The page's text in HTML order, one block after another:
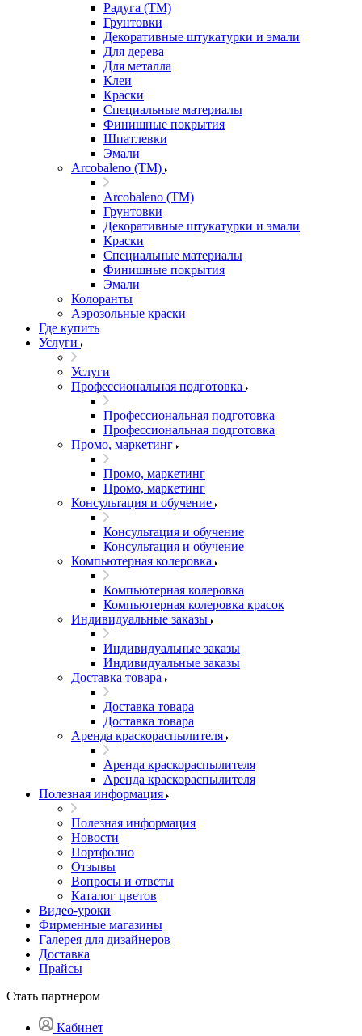
Радуга (ТМ)
Грунтовки
Декоративные штукатурки и эмали
Для дерева
Для металла
Клеи
Краски
Специальные материалы
Финишные покрытия
Шпатлевки
Эмали
Arcobaleno (ТМ)
Arcobaleno (ТМ)
Грунтовки
Декоративные штукатурки и эмали
Краски
Специальные материалы
Финишные покрытия
Эмали
Колоранты
Аэрозольные краски
Где купить
Услуги
Услуги
Профессиональная подготовка
Профессиональная подготовка
Профессиональная подготовка
Промо, маркетинг
Промо, маркетинг
Промо, маркетинг
Консультация и обучение
Консультация и обучение
Консультация и обучение
Компьютерная колеровка
Компьютерная колеровка
Компьютерная колеровка красок
Индивидуальные заказы
Индивидуальные заказы
Индивидуальные заказы
Доставка товара
Доставка товара
Доставка товара
Аренда краскораспылителя
Аренда краскораспылителя
Аренда краскораспылителя
Полезная информация
Полезная информация
Новости
Портфолио
Отзывы
Вопросы и ответы
Каталог цветов
Видео-уроки
Фирменные магазины
Галерея для дизайнеров
Доставка
Прайсы
Стать партнером
Кабинет